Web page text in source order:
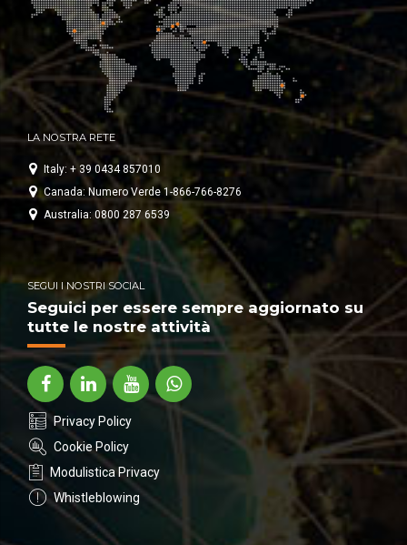
LA NOSTRA RETE
Italy: + 39 0434 857010
Canada: Numero Verde 1-866-766-8276
Australia: 0800 287 6539
SEGUI I NOSTRI SOCIAL
Seguici per essere sempre aggiornato su
tutte le nostre attività
Privacy Policy
Cookie Policy
Modulistica Privacy
Whistleblowing